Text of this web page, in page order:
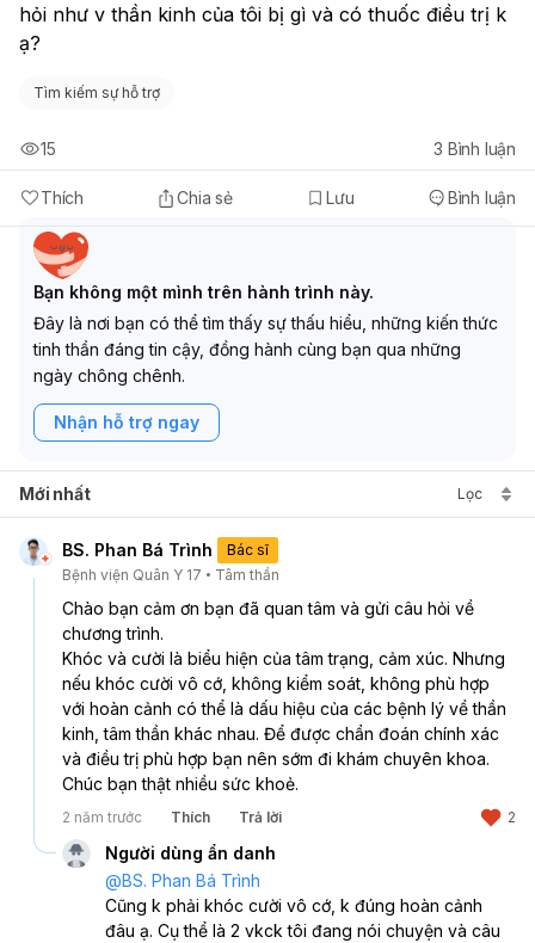
hỏi như v thần kinh của tôi bị gì và có thuốc điều trị k
ạ?
Tìm kiếm sự hỗ trợ
Thích Chia sẻ Lưu Bình luận
15 3 Bình luận
Bạn không một mình trên hành trình này.
Đây là nơi bạn có thể tìm thấy sự thấu hiểu, những kiến thức
tinh thần đáng tin cậy, đồng hành cùng bạn qua những
ngày chông chênh.
Nhận hỗ trợ ngay
Mới nhất Lọc
BS. Phan Bá Trình
Bác sĩ
Bệnh viện Quân Y 17
Tâm thần
Chào bạn cảm ơn bạn đã quan tâm và gửi câu hỏi về
chương trình.
Khóc và cười là biểu hiện của tâm trạng, cảm xúc. Nhưng
nếu khóc cười vô cớ, không kiểm soát, không phù hợp
với hoàn cảnh có thể là dấu hiệu của các bệnh lý về thần
kinh, tâm thần khác nhau. Để được chẩn đoán chính xác
và điều trị phù hợp bạn nên sớm đi khám chuyên khoa.
Chúc bạn thật nhiều sức khoẻ.
2 năm trước Thích Trả lời 2
Người dùng ẩn danh
@BS. Phan Bá Trình
Cũng k phải khóc cười vô cớ, k đúng hoàn cảnh
đâu ạ. Cụ thể là 2 vkck tôi đang nói chuyện và câu